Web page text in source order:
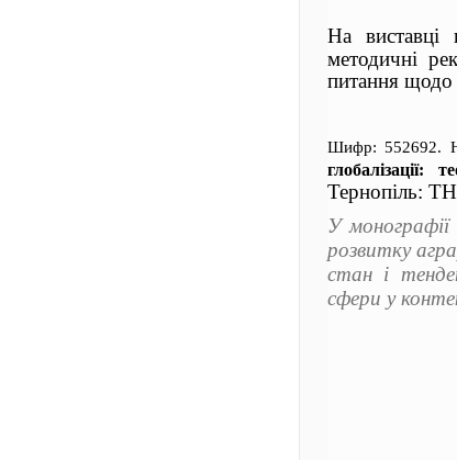
На виставці
методичні
питання щодо
Шифр: 552692.
глобалізації:
Тернопіль:
У монографії
розвитку
стан і
сфери у